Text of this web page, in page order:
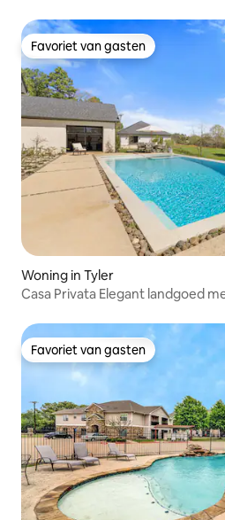
Favoriet van gasten
Favoriet van gasten
Woning in Tyler
Casa Privata Elegant landgoed
Favoriet van gasten
Favoriet van gasten